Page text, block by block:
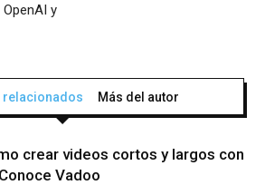
y
Más del autor
crear videos cortos y largos con
Vadoo